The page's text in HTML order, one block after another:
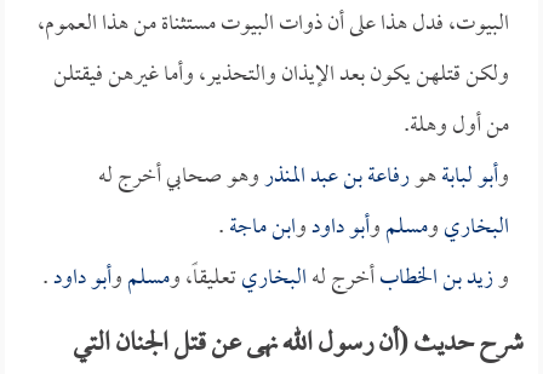
البيوت، فدل هذا على أن ذوات البيوت مستثناة من هذا العموم،
ولكن قتلهن يكون بعد الإيذان والتحذير، وأما غيرهن فيقتلن
من أول وهلة.
وأبو لبابةهورفاعة بن عبد المنذروهو صحابي أخرج له
البخاريومسلموأبو داودوابن ماجة.
وزيد بن الخطابأخرج لهالبخاريتعليقاً، ومسلموأبو داود.
شرح حديث (أن رسول الله نهى عن قتل الجنان التي